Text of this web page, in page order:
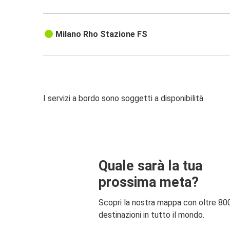
Milano Rho Stazione FS
I servizi a bordo sono soggetti a disponibilità
Quale sarà la tua
prossima meta?
Scopri la nostra mappa con oltre
destinazioni in tutto il mondo.